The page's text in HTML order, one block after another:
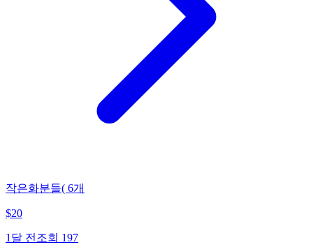
작은화분들( 6개
$20
1달 전 조회 197